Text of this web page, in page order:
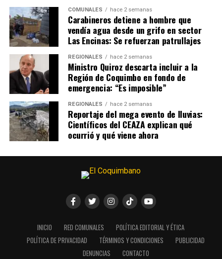
COMUNALES hace 2 semanas
Carabineros detiene a hombre que
vendía agua desde un grifo en sector
Las Encinas: Se refuerzan patrullajes
REGIONALES hace 2 semanas
Ministro Quiroz descarta incluir a la
Región de Coquimbo en fondo de
emergencia: “Es imposible”
REGIONALES hace 2 semanas
Reportaje del mega evento de lluvias:
Científicos del CEAZA explican qué
ocurrió y qué viene ahora
INICIO RED COMUNALES
POLÍTICA EDITORIAL Y ÉTICA
POLÍTICA DE PRIVACIDAD
TÉRMINOS Y CONDICIONES
PUBLICIDAD
DENUNCIAS
CONTACTO